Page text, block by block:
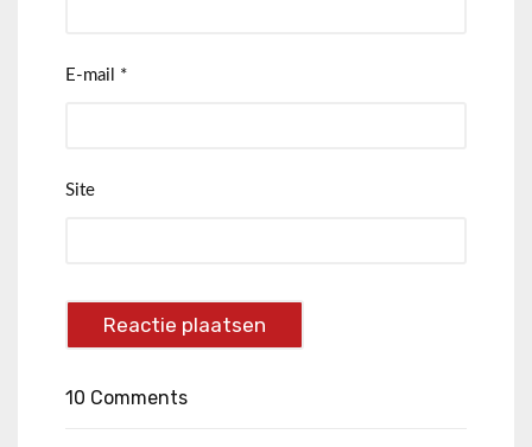
E-mail *
Site
10 Comments